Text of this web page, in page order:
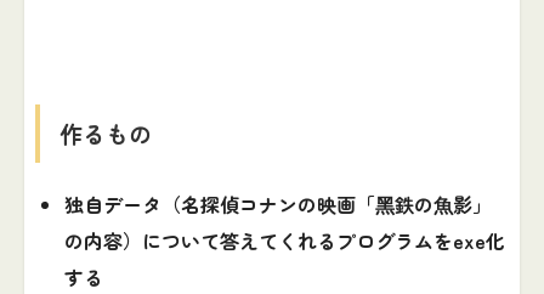
作るもの
独自データ（名探偵コナンの映画「⿊鉄の⿂影」
の内容）について答えてくれるプログラムをexe化
する